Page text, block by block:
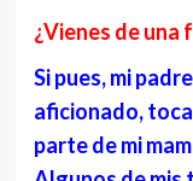
¿Vienes de una
Si pues, mi
aficionado,
parte de mi